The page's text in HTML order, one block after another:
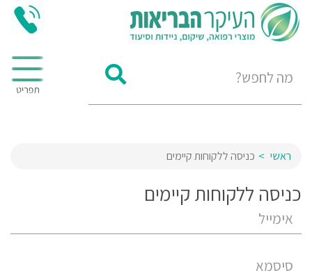
ראשי כניסה ללקוחות קיימים
כניסה ללקוחות קיימים